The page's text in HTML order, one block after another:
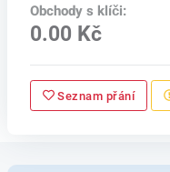
Obchody s klíči:
0.00 Kč
Seznam přání